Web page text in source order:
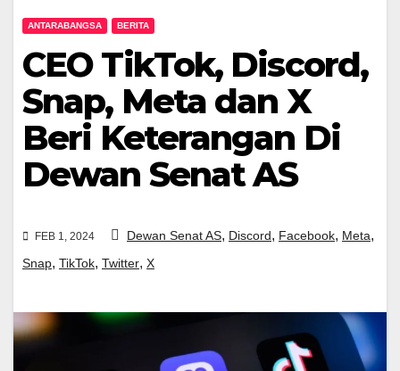
ANTARABANGSA BERITA
CEO TikTok, Discord,
Snap, Meta dan X
Beri Keterangan Di
Dewan Senat AS
FEB 1, 2024 Dewan Senat AS, Discord, Facebook, Meta,
Snap, TikTok, Twitter, X